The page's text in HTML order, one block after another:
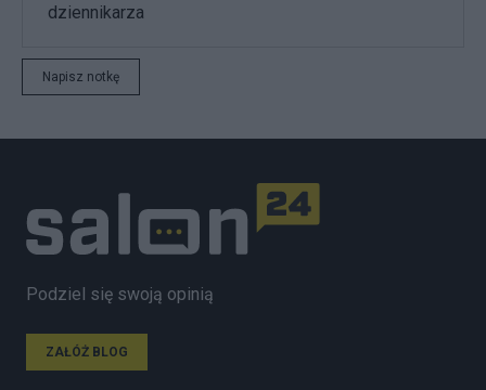
dziennikarza
Napisz notkę
Podziel się swoją opinią
ZAŁÓŻ BLOG